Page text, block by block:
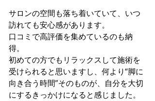
サロンの空間も落ち着いていて、いつ
訪れても安心感があります。
口コミで高評価を集めているのも納
得。
初めての方でもリラックスして施術を
受けられると思いますし、何より“脚に
向き合う時間”そのものが、自分を大切
にするきっかけになると感じました。